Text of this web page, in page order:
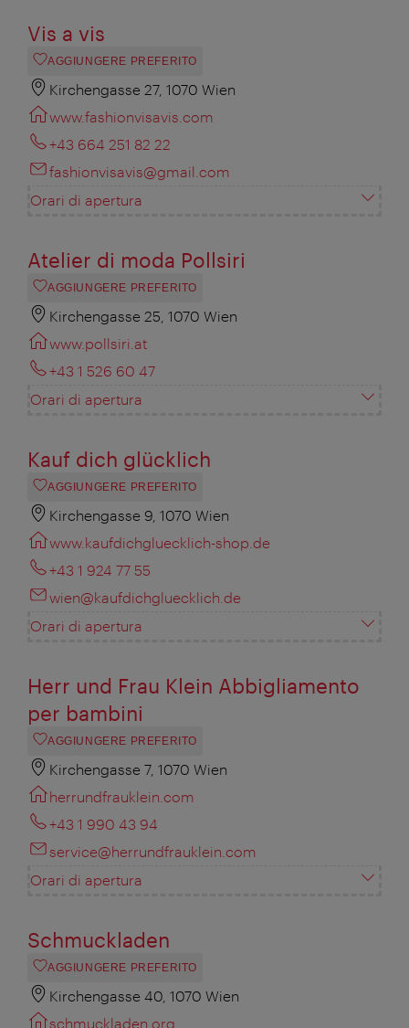
Vis a vis
AGGIUNGERE PREFERITO
Kirchengasse 27, 1070 Wien
www.fashionvisavis.com
+43 664 251 82 22
fashionvisavis@gmail.com
Orari di apertura
Atelier di moda Pollsiri
AGGIUNGERE PREFERITO
Kirchengasse 25, 1070 Wien
www.pollsiri.at
+43 1 526 60 47
Orari di apertura
Kauf dich glücklich
AGGIUNGERE PREFERITO
Kirchengasse 9, 1070 Wien
www.kaufdichgluecklich-shop.de
+43 1 924 77 55
wien@kaufdichgluecklich.de
Orari di apertura
Herr und Frau Klein Abbigliamento
per bambini
AGGIUNGERE PREFERITO
Kirchengasse 7, 1070 Wien
herrundfrauklein.com
+43 1 990 43 94
service@herrundfrauklein.com
Orari di apertura
Schmuckladen
AGGIUNGERE PREFERITO
Kirchengasse 40, 1070 Wien
schmuckladen.org